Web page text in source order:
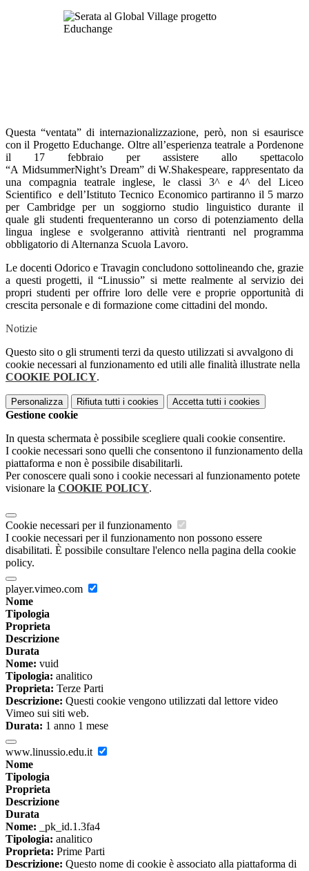
Questa “ventata” di internazionalizzazione, però, non si esaurisce
con il ProgettoEduchange. Oltre all’esperienza teatrale a Pordenone
il 17 febbraio per assistere allo spettacolo
“A MidsummerNight’s Dream”diW.Shakespeare, rappresentato da
una compagnia teatraleinglese,le classi 3^ e 4^ del Liceo
Scientifico e dell’Istituto Tecnico Economico partiranno il 5 marzo
per Cambridge per un soggiorno studio linguistico durante il
quale gli studenti frequenteranno un corso di potenziamento della
lingua inglese e svolgerannoattività rientranti nel programma
obbligatorio di Alternanza Scuola Lavoro.
Le docenti Odorico e Travagin concludono sottolineando che, grazie
a questi progetti, il “Linussio” si mette realmente al servizio dei
propri studenti per offrire loro delle vere e proprie opportunità di
crescita personale e di formazione come cittadini del mondo.
Notizie
Questo sito o gli strumenti terzi da questo utilizzati si avvalgono di
cookie necessari al funzionamento ed utili alle finalità illustrate nella
COOKIE POLICY.
Personalizza Rifiuta tutti i cookies Accetta tutti i cookies
Gestione cookie
In questa schermata è possibile scegliere quali cookie consentire.
I cookie necessari sono quelli che consentono il funzionamento della
piattaforma e non è possibile disabilitarli.
Per conoscere quali sono i cookie necessari al funzionamento potete
visionare la COOKIE POLICY.
Cookie necessari per il funzionamento
I cookie necessari per il funzionamento non possono essere
disabilitati. È possibile consultare l'elenco nella pagina della cookie
policy.
player.vimeo.com
Nome
Tipologia
Proprieta
Descrizione
Durata
Nome: vuid
Tipologia: analitico
Proprieta: Terze Parti
Descrizione: Questi cookie vengono utilizzati dal lettore video
Vimeo sui siti web.
Durata: 1 anno 1 mese
www.linussio.edu.it
Nome
Tipologia
Proprieta
Descrizione
Durata
Nome: _pk_id.1.3fa4
Tipologia: analitico
Proprieta: Prime Parti
Descrizione: Questo nome di cookie è associato alla piattaforma di